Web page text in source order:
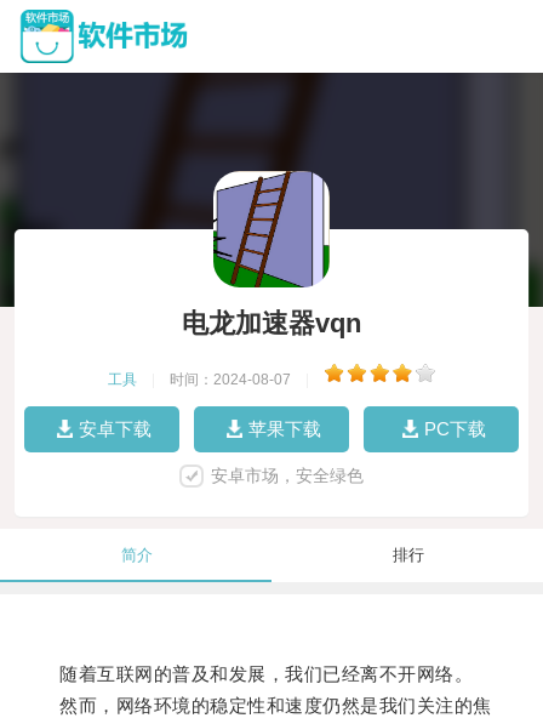
电龙加速器vqn
工具 时间：2024-08-07
安卓下载 苹果下载 PC下载
安卓市场，安全绿色
简介 排行
随着互联网的普及和发展，我们已经离不开网络。
然而，网络环境的稳定性和速度仍然是我们关注的焦